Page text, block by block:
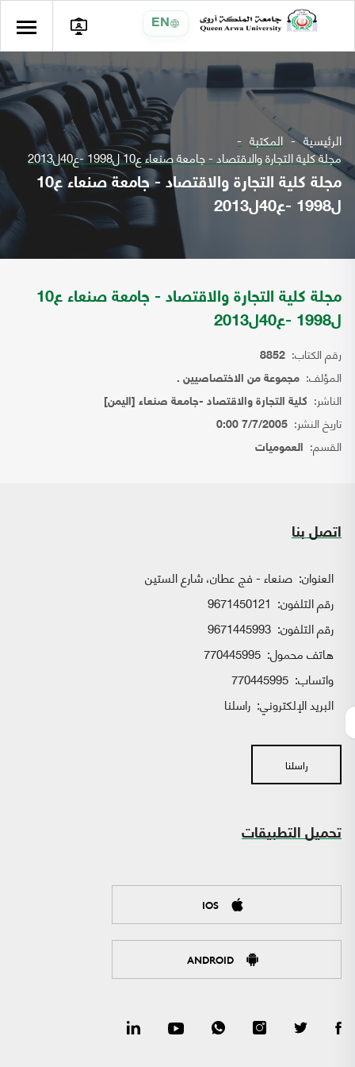
EN
الرئيسية المكتبة
مجلة كلية التجارة والاقتصاد - جامعة صنعاء ع10 ل1998 -ع40ل2013
مجلة كلية التجارة والاقتصاد - جامعة صنعاء ع10
ل1998 -ع40ل2013
مجلة كلية التجارة والاقتصاد - جامعة صنعاء ع10
ل1998 -ع40ل2013
رقم الكتاب: 8852
المؤلف: مجموعة من الاختصاصيين .
الناشر: كلية التجارة والاقتصاد -جامعة صنعاء [اليمن]
تاريخ النشر: 7/7/2005 0:00
القسم: العموميات
اتصل بنا
العنوان: صنعاء - فج عطان، شارع الستين
رقم التلفون: 9671450121
رقم التلفون: 9671445993
هاتف محمول: 770445995
واتساب:
البريد الإلكتروني: راسلنا
راسلنا
تحميل التطبيقات
IOS
ANDROID